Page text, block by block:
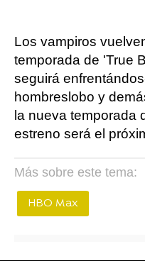
Los vampiros
temporada de 'True
seguirá
hombreslobo y
la nueva temporada
estreno será el
Más sobre este tema:
HBO Max